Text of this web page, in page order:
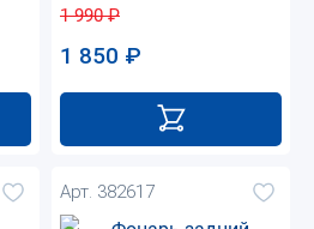
1 990₽
1 850 ₽
Арт. 382617